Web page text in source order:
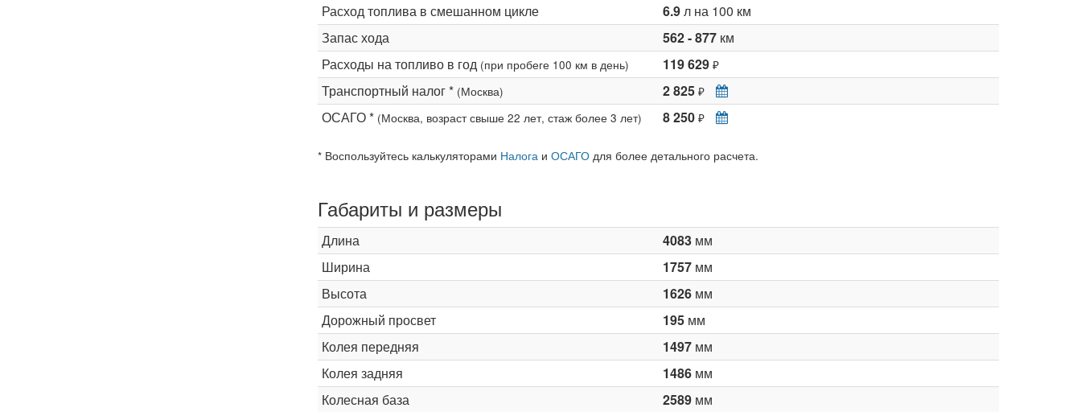
Расход топлива в смешанном цикле
6.9л на 100 км
Запас хода
562 - 877км
Расходы на топливо в год (при пробеге 100 км в день) 119 629 ₽
Транспортный налог * (Москва) 2 825 ₽
ОСАГО * (Москва, возраст свыше 22 лет, стаж более 3 лет) 8 250 ₽
* Воспользуйтесь калькуляторами Налогаи ОСАГОдля более детального расчета.
Габариты и размеры
Длина 4083мм
Ширина
1757мм
Высота
1626мм
Дорожный просвет
195мм
Колея передняя
1497мм
Колея задняя
1486мм
Колесная база
2589мм